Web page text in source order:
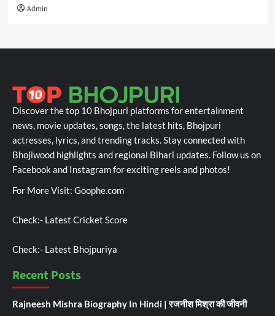
Admin
Discover the top 10 Bhojpuri platforms for entertainment
news, movie updates, songs, the latest hits, Bhojpuri
actresses, lyrics, and trending tracks. Stay connected with
Bhojiwood highlights and regional Bihari updates. Follow us on
Facebook and Instagram for exciting reels and photos!
For More Visit: Goophe.com
Check:- Latest Cricket Score
Check:- Latest Bhojpuriya
Recent Posts
Rajneesh Mishra Biography In Hindi | रजनीश मिश्रा की जीवनी